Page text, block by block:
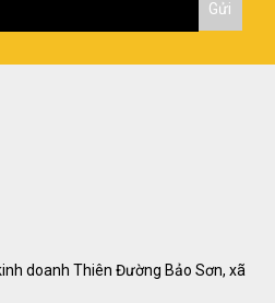
doanh Thiên Đường Bảo Sơn, xã